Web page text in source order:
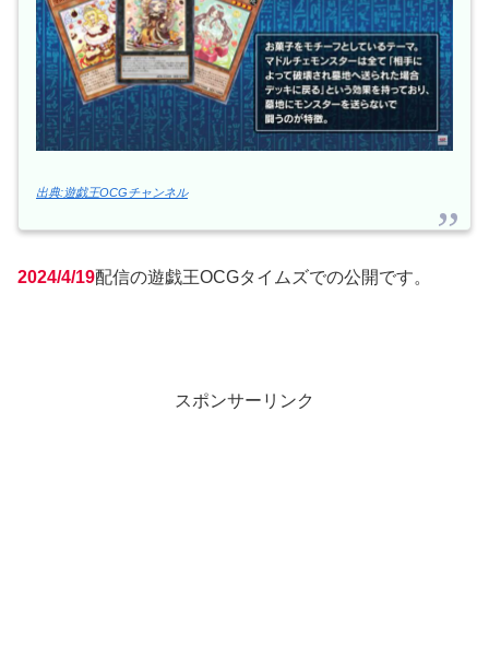
出典:遊戯王OCGチャンネル
2024/4/19配信の遊戯王OCGタイムズでの公開です。
スポンサーリンク